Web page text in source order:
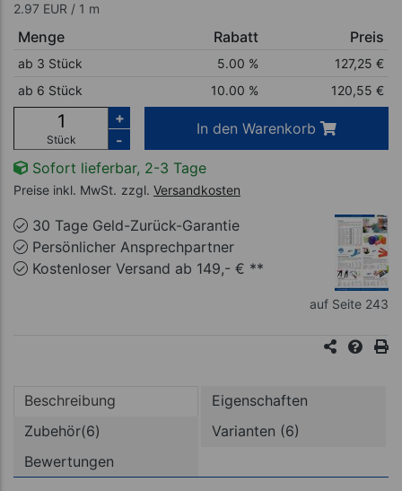
2.97 EUR / 1 m
Menge Rabatt Preis
ab 3 Stück 5.00 % 127,25€
ab 6 Stück
10.00 % 120,55€
Stück
+
-
In den Warenkorb
Sofort lieferbar, 2-3 Tage
Preise inkl. MwSt. zzgl. Versandkosten
30 Tage Geld-Zurück-Garantie
Persönlicher Ansprechpartner
Kostenloser Versand ab 149,- € **
auf Seite 243
Beschreibung
Eigenschaften
Zubehör(6)
Varianten (6)
Bewertungen